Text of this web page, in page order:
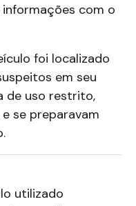
com o
foi localizado
em seu
de uso restrito,
se preparavam
utilizado